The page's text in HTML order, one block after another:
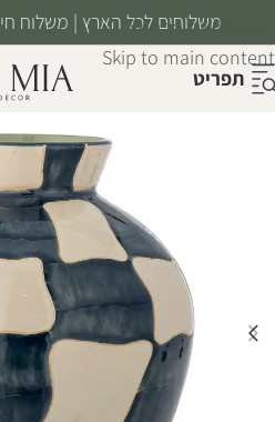
Skip to navigation
Skip to main content
משלוחים לכל הארץ | משלוח חינם
תפריט